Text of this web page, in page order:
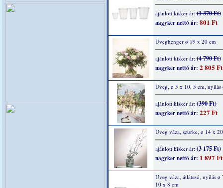
ajánlott kisker ár:(1 370 Ft)
nagyker nettó ár: 801 Ft
Üveghenger ø 19 x 20 cm
ajánlott kisker ár:(4 790 Ft)
nagyker nettó ár: 2 805 Ft
Üveg, ø 5 x 10, 5 cm, nyílás
ajánlott kisker ár:(390 Ft)
nagyker nettó ár: 227 Ft
Üveg váza, szürke, ø 14 x
ajánlott kisker ár:(3 175 Ft)
nagyker nettó ár: 1 897 Ft
Üveg váza, átlátszó, nyílás ø
10 x 8 cm